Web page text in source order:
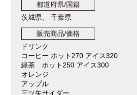
都道府県/国籍
茨城県、 千葉県
販売商品/価格
ドリンク
コーヒー ホット270 アイス320
緑茶 ホット250 アイス300
オレンジ
アップル
三ツ矢サイダー